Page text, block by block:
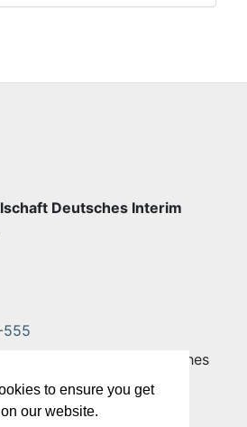
to ensure you get
our website.
Deutsches Interim
- Dachgesellschaft Deutsches
e.V.